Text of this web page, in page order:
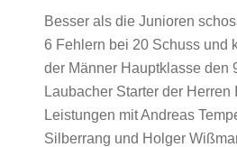
Besser als die Junioren
6 Fehlern bei 20 Schuss und
der Männer Hauptklasse den
Laubacher Starter der Herren
Leistungen mit Andreas
Silberrang und Holger